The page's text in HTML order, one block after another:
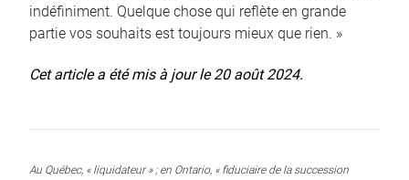
indéfiniment. Quelque chose qui reflète en grande
partie vos souhaits est toujours mieux que rien. »
Cet article a été mis à jour le 20 août 2024.
Au Québec, « liquidateur » ; en Ontario, « fiduciaire de la succession